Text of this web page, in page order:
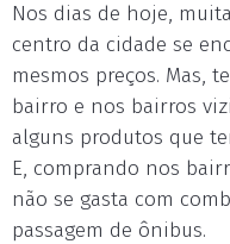
Nos dias de hoje,
centro da cidade se
mesmos preços. Mas,
bairro e nos bairros
alguns produtos que
E, comprando nos
não se gasta com
passagem de ônibus.